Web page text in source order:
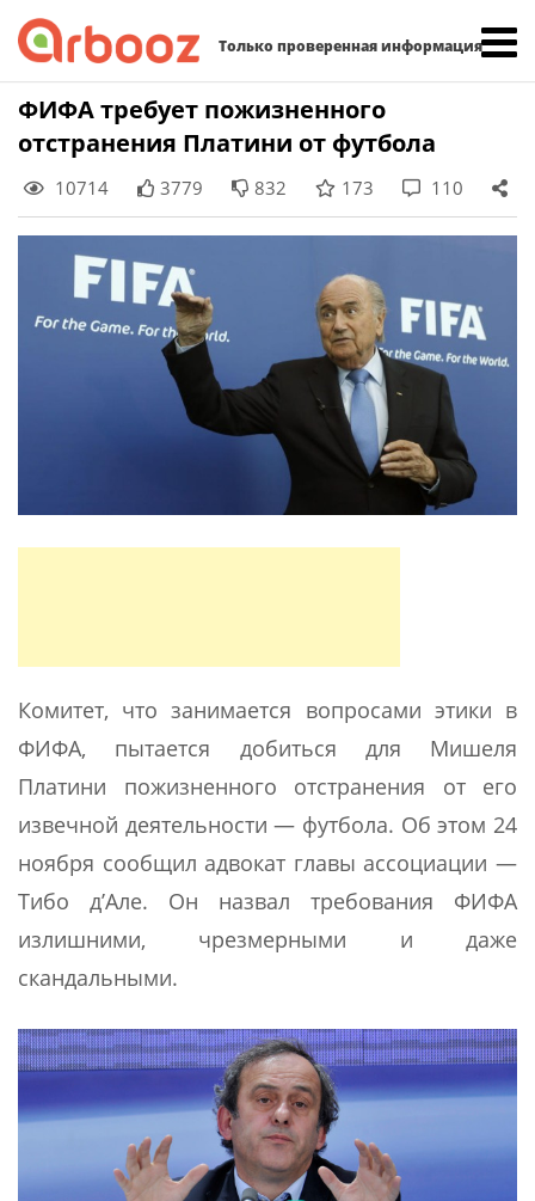
Только проверенная информация
Skip
content
ФИФА требует пожизненного
отстранения Платини от футбола
10714 3779 832 173 110
Комитет, что занимается вопросами этики в
ФИФА, пытается добиться для Мишеля
Платини пожизненного отстранения от его
извечной деятельности — футбола. Об этом 24
ноября сообщил адвокат главы ассоциации —
Тибо д’Але. Он назвал требования ФИФА
излишними, чрезмерными и даже
скандальными.
Найти: